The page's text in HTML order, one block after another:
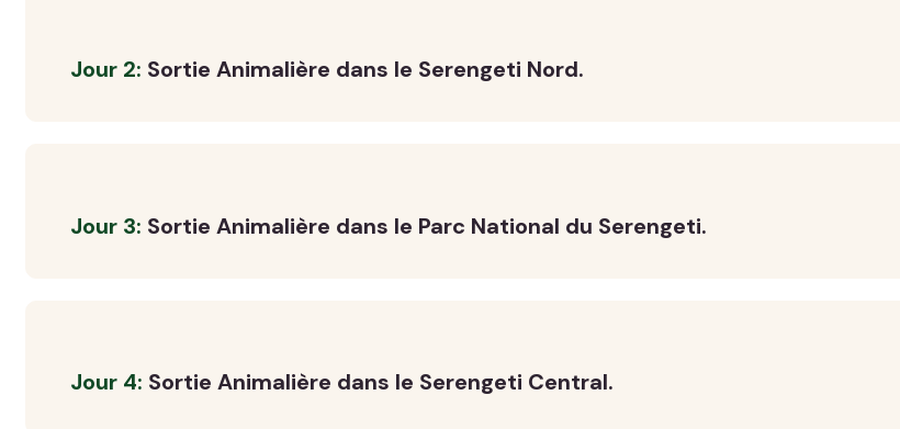
Jour 2: Sortie Animalière dans le Serengeti Nord.
Jour 3: Sortie Animalière dans le Parc National du Serengeti.
Jour 4: Sortie Animalière dans le Serengeti Central.